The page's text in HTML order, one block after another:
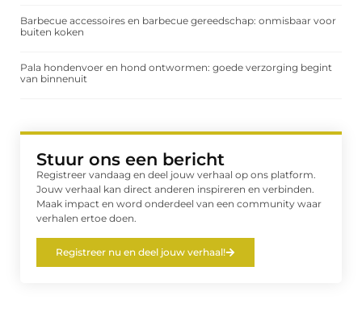
Barbecue accessoires en barbecue gereedschap: onmisbaar voor
buiten koken
Pala hondenvoer en hond ontwormen: goede verzorging begint
van binnenuit
Stuur ons een bericht
Registreer vandaag en deel jouw verhaal op ons platform.
Jouw verhaal kan direct anderen inspireren en verbinden.
Maak impact en word onderdeel van een community waar
verhalen ertoe doen.
Registreer nu en deel jouw verhaal!